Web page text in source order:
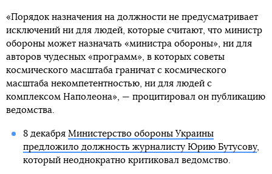
«Порядок назначения на должности не предусматривает
исключений ни для людей, которые считают, что министр
обороны может назначать «министра обороны», ни для
авторов чудесных «программ», в которых советы
космического масштаба граничат с космического
масштаба некомпетентностью, ни для людей с
комплексом Наполеона», — процитировал он публикацию
ведомства.
8 декабря Министерство обороны Украины
предложило должность журналисту Юрию Бутусову,
который неоднократно критиковал ведомство.